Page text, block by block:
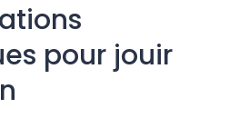
pour jouir